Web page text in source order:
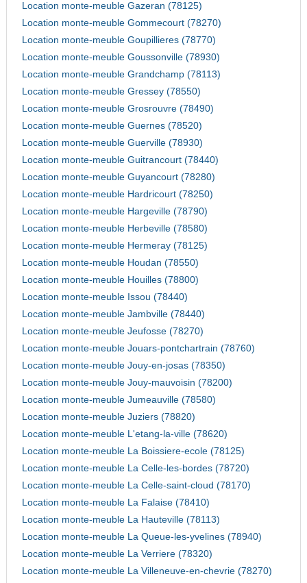
Location monte-meuble Gazeran (78125)
Location monte-meuble Gommecourt (78270)
Location monte-meuble Goupillieres (78770)
Location monte-meuble Goussonville (78930)
Location monte-meuble Grandchamp (78113)
Location monte-meuble Gressey (78550)
Location monte-meuble Grosrouvre (78490)
Location monte-meuble Guernes (78520)
Location monte-meuble Guerville (78930)
Location monte-meuble Guitrancourt (78440)
Location monte-meuble Guyancourt (78280)
Location monte-meuble Hardricourt (78250)
Location monte-meuble Hargeville (78790)
Location monte-meuble Herbeville (78580)
Location monte-meuble Hermeray (78125)
Location monte-meuble Houdan (78550)
Location monte-meuble Houilles (78800)
Location monte-meuble Issou (78440)
Location monte-meuble Jambville (78440)
Location monte-meuble Jeufosse (78270)
Location monte-meuble Jouars-pontchartrain (78760)
Location monte-meuble Jouy-en-josas (78350)
Location monte-meuble Jouy-mauvoisin (78200)
Location monte-meuble Jumeauville (78580)
Location monte-meuble Juziers (78820)
Location monte-meuble L'etang-la-ville (78620)
Location monte-meuble La Boissiere-ecole (78125)
Location monte-meuble La Celle-les-bordes (78720)
Location monte-meuble La Celle-saint-cloud (78170)
Location monte-meuble La Falaise (78410)
Location monte-meuble La Hauteville (78113)
Location monte-meuble La Queue-les-yvelines (78940)
Location monte-meuble La Verriere (78320)
Location monte-meuble La Villeneuve-en-chevrie (78270)